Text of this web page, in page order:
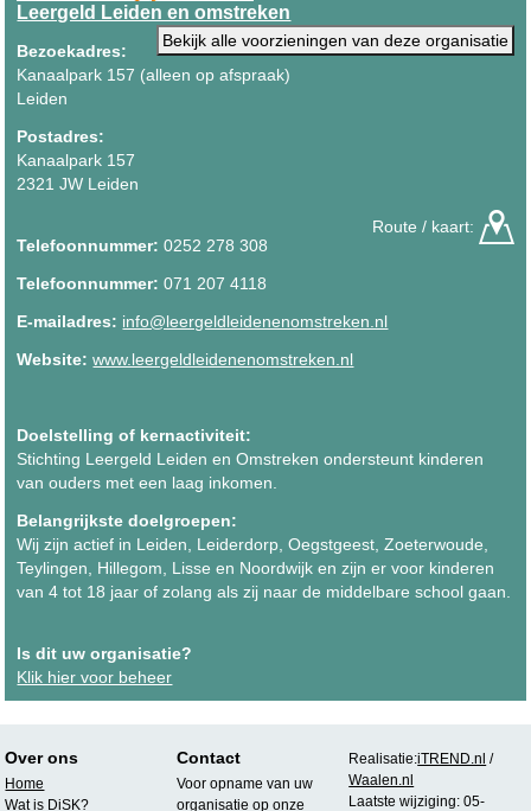
Leergeld Leiden en omstreken
Bekijk alle voorzieningen van deze organisatie
Bezoekadres:
Kanaalpark 157 (alleen op afspraak)
Leiden
Postadres:
Kanaalpark 157
2321 JW Leiden
Route / kaart:
Telefoonnummer: 0252 278 308
Telefoonnummer: 071 207 4118
E-mailadres: info@leergeldleidenenomstreken.nl
Website: www.leergeldleidenenomstreken.nl
Doelstelling of kernactiviteit:
Stichting Leergeld Leiden en Omstreken ondersteunt kinderen
van ouders met een laag inkomen.
Belangrijkste doelgroepen:
Wij zijn actief in Leiden, Leiderdorp, Oegstgeest, Zoeterwoude,
Teylingen, Hillegom, Lisse en Noordwijk en zijn er voor kinderen
van 4 tot 18 jaar of zolang als zij naar de middelbare school gaan.
Is dit uw organisatie?
Klik hier voor beheer
Over ons
Home
Wat is DiSK?
Contact
Voor opname van uw
organisatie op onze
Realisatie:iTREND.nl /
Waalen.nl
Laatste wijziging: 05-